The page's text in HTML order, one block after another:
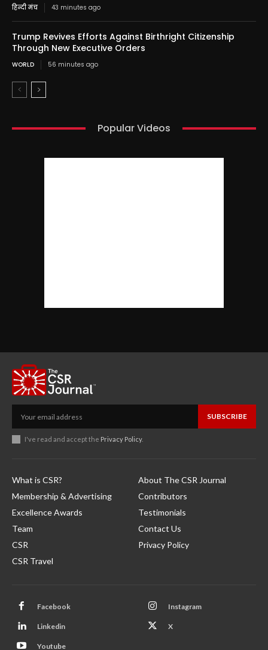
हिन्दी मंच 43 minutes ago
Trump Revives Efforts Against Birthright Citizenship
Through New Executive Orders
WORLD 56 minutes ago
Popular Videos
SUBSCRIBE
I've read and accept the Privacy Policy.
What is CSR?
Membership & Advertising
Excellence Awards
Team
CSR
CSR Travel
About The CSR Journal
Contributors
Testimonials
Contact Us
Privacy Policy
Facebook Instagram
Linkedin X
Youtube